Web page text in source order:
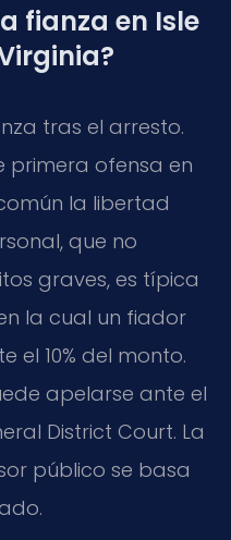
fianza en Isle
tras el arresto.
primera ofensa en
la libertad
que no
graves, es típica
la cual un fiador
10% del monto.
apelarse ante el
District Court. La
público se basa